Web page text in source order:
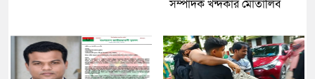
সম্পাদক খন্দকার মোতালিব